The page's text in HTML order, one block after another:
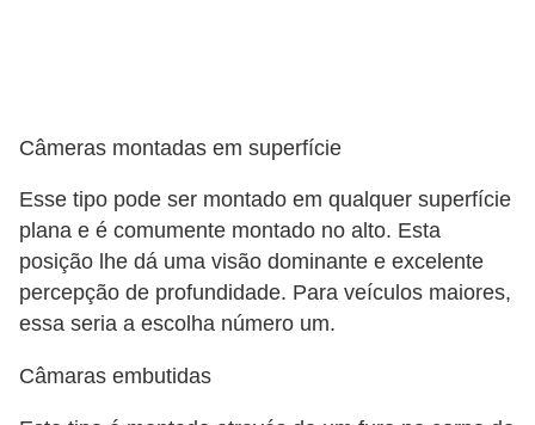
Câmeras montadas em superfície
Esse tipo pode ser montado em qualquer superfície
plana e é comumente montado no alto. Esta
posição lhe dá uma visão dominante e excelente
percepção de profundidade. Para veículos maiores,
essa seria a escolha número um.
Câmaras embutidas
t
o
m
o
i